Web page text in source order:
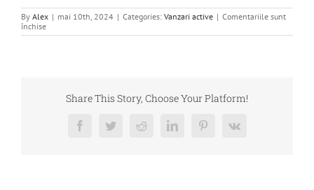
By Alex | mai 10th, 2024 | Categories: Vanzari active | Comentariile sunt
închisepentru
de
CULTURALĂ
ULTIMAShare This Story, Choose Your Platform!
FacebookTwitterRedditLinkedInPinterest
Vk